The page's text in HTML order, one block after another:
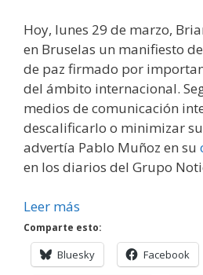
Hoy, lunes 29 de marzo,
en Bruselas un manifiesto
de paz firmado por
del ámbito internacional.
medios de comunicación
descalificarlo o minimizar
advertía Pablo Muñoz en su
en los diarios del Grupo
Leer más
Comparte esto:
Bluesky Facebook